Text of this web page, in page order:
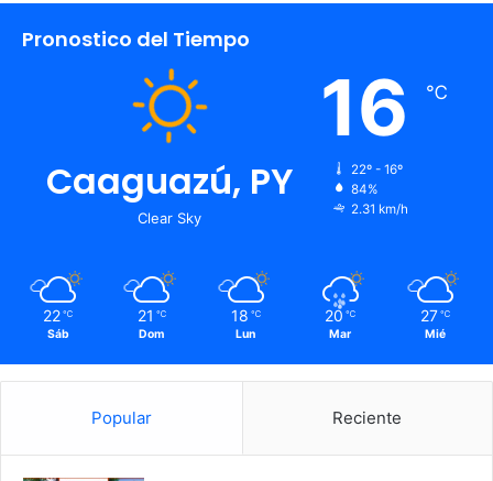
Pronostico del Tiempo
Caaguazú, PY
Clear Sky
16 ℃
22º - 16º
84%
2.31 km/h
22 ℃
Sáb
21 ℃
Dom
18 ℃
Lun
20 ℃
Mar
27 ℃
Mié
Popular Reciente